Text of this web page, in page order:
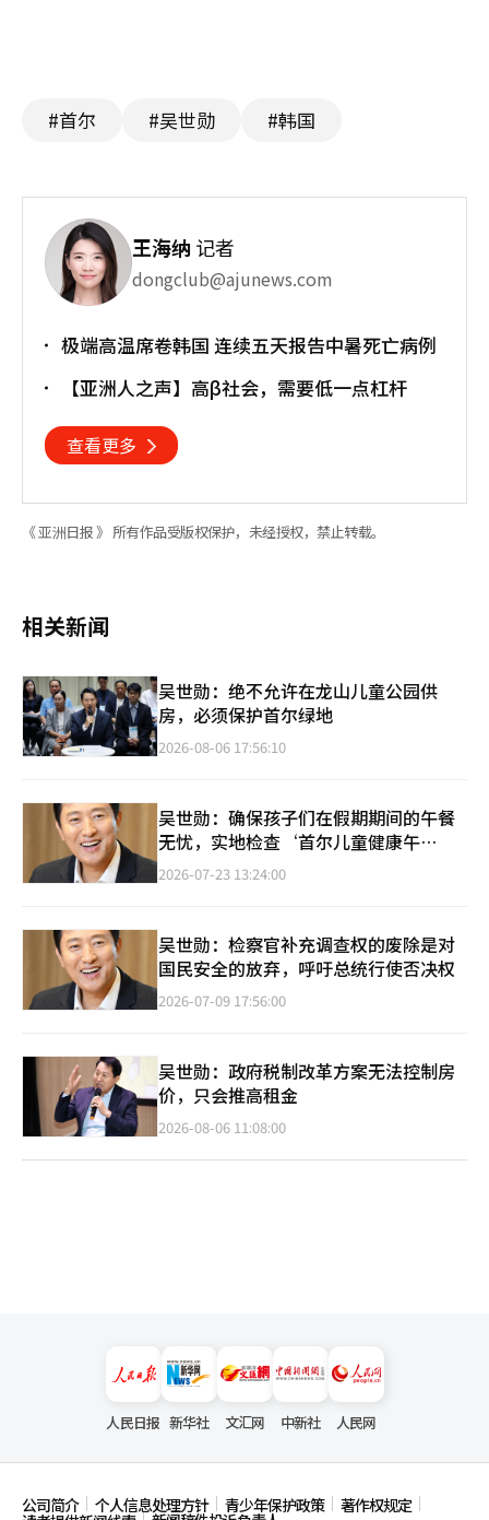
#首尔 #吴世勋 #韩国
王海纳 记者
dongclub@ajunews.com
极端高温席卷韩国 连续五天报告中暑死亡病例
【亚洲人之声】高β社会，需要低一点杠杆
查看更多
《 亚洲日报 》 所有作品受版权保护，未经授权，禁止转载。
相关新闻
吴世勋：绝不允许在龙山儿童公园供
房，必须保护首尔绿地
2026-08-06 17:56:10
吴世勋：确保孩子们在假期期间的午餐
无忧，实地检查‘首尔儿童健康午
餐’项目
2026-07-23 13:24:00
吴世勋：检察官补充调查权的废除是对
国民安全的放弃，呼吁总统行使否决权
2026-07-09 17:56:00
吴世勋：政府税制改革方案无法控制房
价，只会推高租金
2026-08-06 11:08:00
人民日报 新华社 文汇网 中新社 人民网
公司简介 个人信息处理方针 青少年保护政策 著作权规定